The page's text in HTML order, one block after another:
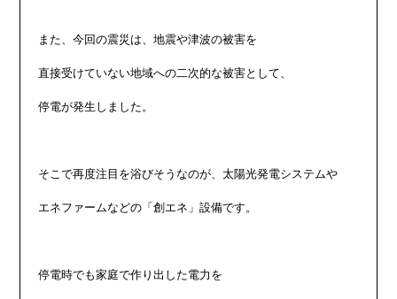
また、今回の震災は、地震や津波の被害を
直接受けていない地域への二次的な被害として、
停電が発生しました。
そこで再度注目を浴びそうなのが、太陽光発電システムや
エネファームなどの「創エネ」設備です。
停電時でも家庭で作り出した電力を